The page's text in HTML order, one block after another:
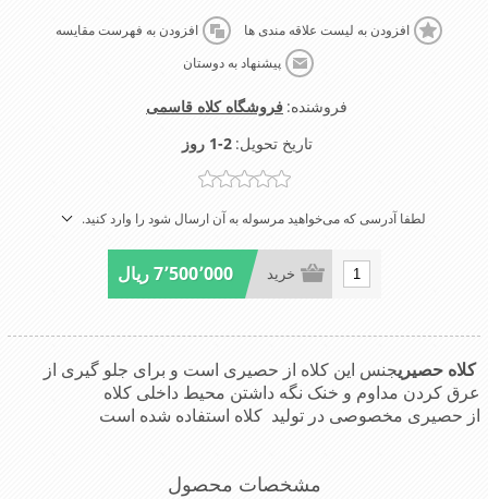
افزودن به لیست علاقه مندی ها افزودن به فهرست مقایسه
پیشنهاد به دوستان
فروشنده: فروشگاه کلاه قاسمی
تاریخ تحویل: 1-2 روز
لطفا آدرسی که می‌خواهید مرسوله به آن ارسال شود را وارد کنید.
خرید 7٬500٬000 ریال
کلاه حصیریجنس این کلاه از حصیری است و برای جلو گیری از
عرق کردن مداوم و خنک نگه داشتن محیط داخلی کلاه
از حصیری مخصوصی در تولید کلاه استفاده شده است
مشخصات محصول